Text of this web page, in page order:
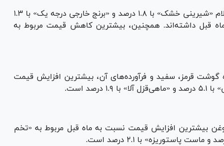
بر اساس این گزارش، در گروه نان و غلات، اقلام «شیرینی خشک» با ۱.۸ درصد و «برنج خارجی درجه یک» با ۱.۳
قبل داشته‌اند. همچنین، بیشترین کاهش قیمت مربوط به
گوشت قرمز، سفید و فرآورده‌های آن، بیشترین افزایش قیمت
است.
بیشترین افزایش قیمت نسبت به ماه قبل مربوط به «تخم